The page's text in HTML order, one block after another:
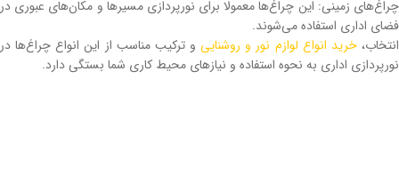
چراغ‌های زمینی: این چراغ‌ها معمولا برای نورپردازی مسیرها و مکان‌های عبوری در
فضای اداری استفاده می‌شوند.
انتخاب،خرید انواع لوازم نور و روشناییو ترکیب مناسب از این انواع چراغ‌ها در
نورپردازی اداری به نحوه استفاده و نیازهای محیط کاری شما بستگی دارد.